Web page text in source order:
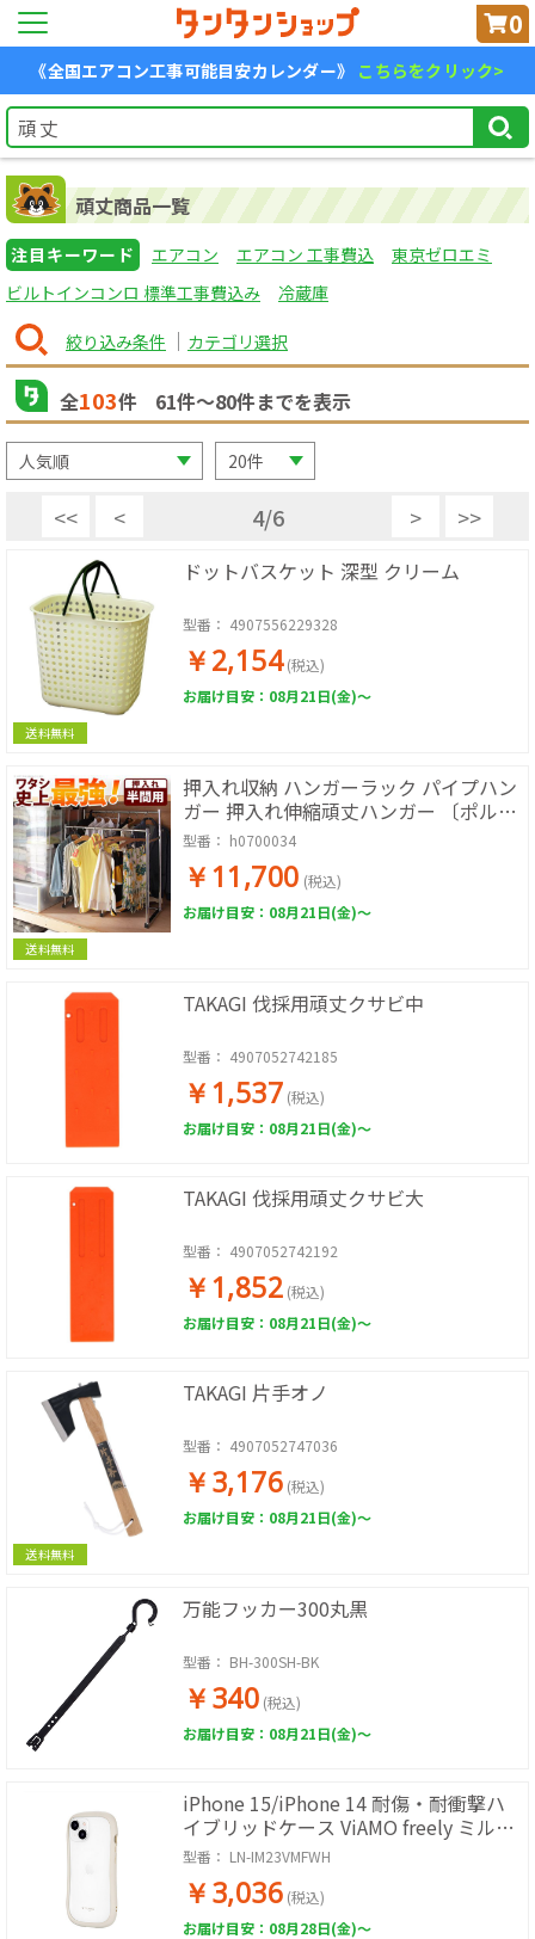
0
《全国エアコン工事可能目安カレンダー》 こちらをクリック>
頑丈商品一覧
注目キーワード エアコン エアコン 工事費込
東京ゼロエミ
ビルトインコンロ 標準工事費込み
冷蔵庫
絞り込み条件 カテゴリ選択
全103件 61件〜80件までを表示
<< < 4/6 > >>
送料無料
ドットバスケット 深型 クリーム
型番： 4907556229328
￥2,154 (税込)
お届け目安：08月21日(金)～
送料無料
押入れ収納 ハンガーラック パイプハン
ガー 押入れ伸縮頑丈ハンガー 〔ポル
タ〕 半間用(幅60～100cm) 押し入れハ
ンガー スチール シンプル 大容量
型番： h0700034
￥11,700 (税込)
お届け目安：08月21日(金)～
TAKAGI 伐採用頑丈クサビ中
型番： 4907052742185
￥1,537 (税込)
お届け目安：08月21日(金)～
TAKAGI 伐採用頑丈クサビ大
型番： 4907052742192
￥1,852 (税込)
お届け目安：08月21日(金)～
送料無料
TAKAGI 片手オノ
型番： 4907052747036
￥3,176 (税込)
お届け目安：08月21日(金)～
万能フッカー300丸黒
型番： BH-300SH-BK
￥340 (税込)
お届け目安：08月21日(金)～
iPhone 15/iPhone 14 耐傷・耐衝撃ハ
イブリッドケース ViAMO freely ミルク
ホワイト
型番： LN-IM23VMFWH
￥3,036 (税込)
お届け目安：08月28日(金)～